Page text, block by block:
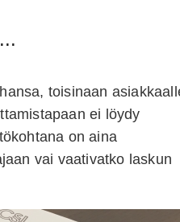
toisinaan
ei löydy
on aina
vai vaativatko laskun